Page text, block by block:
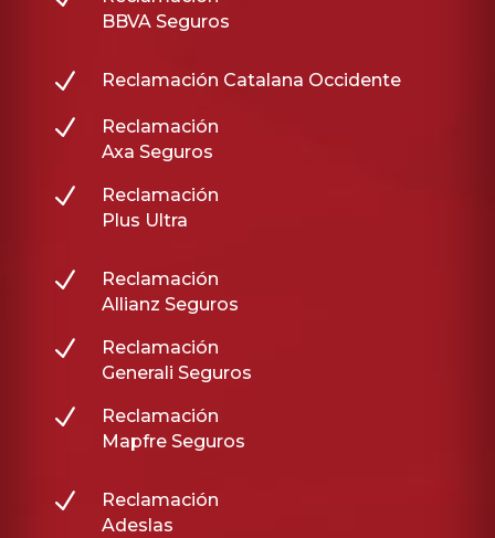
BBVA Seguros
N Reclamación Catalana Occidente
N
Reclamación
Axa Seguros
N
Reclamación
Plus Ultra
N
Reclamación
Allianz Seguros
N
Reclamación
Generali Seguros
N
Reclamación
Mapfre Seguros
N
Reclamación
Adeslas